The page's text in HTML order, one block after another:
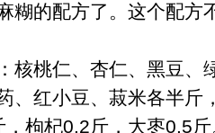
糊的配方了。这个配方
桃仁、杏仁、黑豆、
、红小豆、菽米各半斤
枸杞0.2斤，大枣0.5